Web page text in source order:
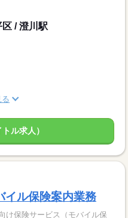
/ 澄川駅
る
ル求人）
イル保険案内業務
け保険サービス（モバイル保